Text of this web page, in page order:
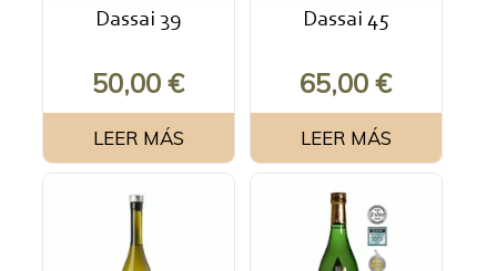
Dassai 39
50,00€
LEER MÁS
Dassai 45
65,00€
LEER MÁS